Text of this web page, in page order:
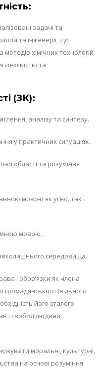
задачі та
та інженерії, що
хімічних технологій
та
(ЗК):
аналізу та синтезу.
у практичних ситуаціях.
області та розуміння
мовою як усно, так і
мовою.
середовища.
і обов’язки як члена
громадянського (вільного
його сталого
і свобод людини
моральні, культурні,
на основі розуміння